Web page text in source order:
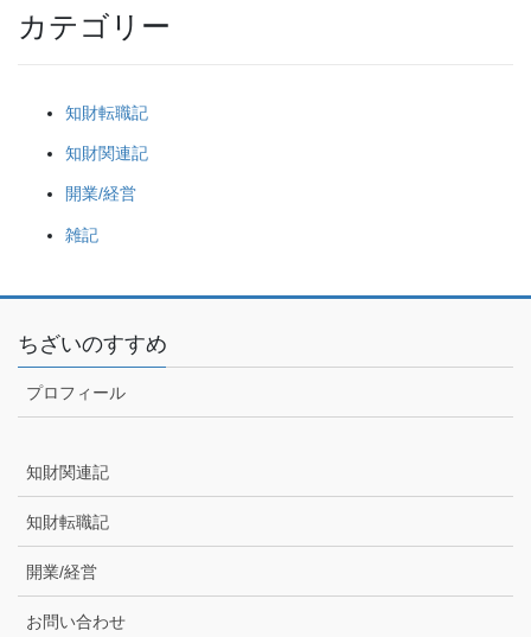
カテゴリー
知財転職記
知財関連記
開業/経営
雑記
ちざいのすすめ
プロフィール
知財関連記
知財転職記
開業/経営
お問い合わせ